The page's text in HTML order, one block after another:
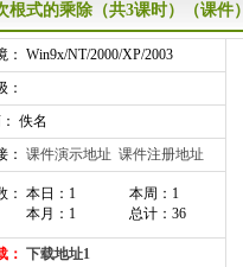
根式的乘除（共3课时）（课件）
Win9x/NT/2000/XP/2003
：
佚名
： 课件演示地址 课件注册地址
： 本日：1
：1
本周：1
总计：36
： 下载地址1